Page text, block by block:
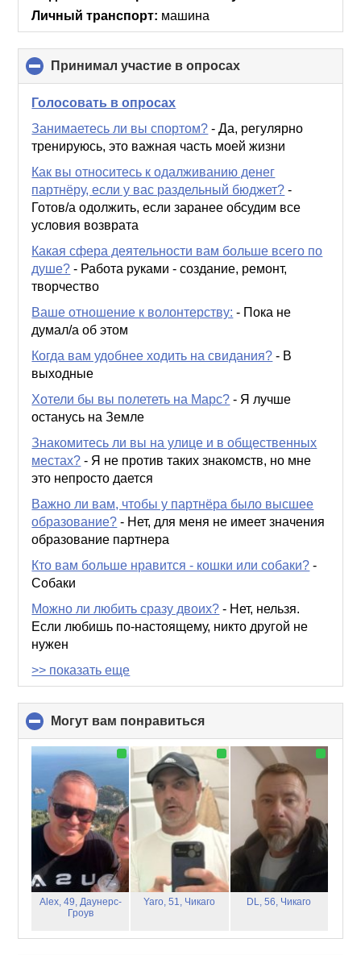
Личный транспорт: машина
Принимал участие в опросах
to
Голосовать в опросах
Занимаетесь ли вы спортом? -Да, регулярно
тренируюсь, это важная часть моей жизни
Как вы относитесь к одалживанию денег
партнёру, если у вас раздельный бюджет? -
Готов/а одолжить, если заранее обсудим все
условия возврата
Какая сфера деятельности вам больше всего по
душе? - Работа руками - создание, ремонт,
творчество
Ваше отношение к волонтерству: - Пока не
думал/а об этом
Когда вам удобнее ходить на свидания? - В
выходные
Хотели бы вы полететь на Марс? - Я лучше
останусь на Земле
Знакомитесь ли вы на улице и в общественных
местах? - Я не против таких знакомств, но мне
это непросто дается
Важно ли вам, чтобы у партнёра было высшее
образование? - Нет, для меня не имеет значения
образование партнера
Кто вам больше нравится - кошки или собаки? -
Собаки
Можно ли любить сразу двоих? - Нет, нельзя.
Если любишь по-настоящему, никто другой не
нужен
>> показать еще
Могут вам понравиться
to
collapse
contents
Alex, 49, Даунерс-
Гроув
Yaro, 51, Чикаго DL, 56, Чикаго